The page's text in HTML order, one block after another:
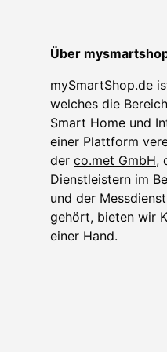
Über
mySmartShop.de
welches die
Smart Home und
einer Plattform
der co.met GmbH,
Dienstleistern im
und der
gehört, bieten wir
einer Hand.